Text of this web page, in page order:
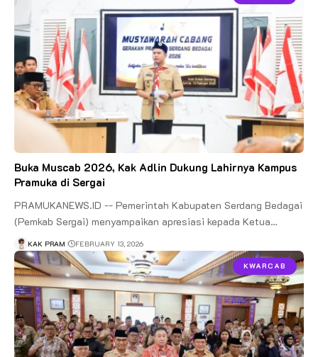
Buka Muscab 2026, Kak Adlin Dukung Lahirnya Kampus
Pramuka di Sergai
PRAMUKANEWS.ID -- Pemerintah Kabupaten Serdang Bedagai
(Pemkab Sergai) menyampaikan apresiasi kepada Ketua…
KAK PRAM FEBRUARY 13, 2026
KWARCAB